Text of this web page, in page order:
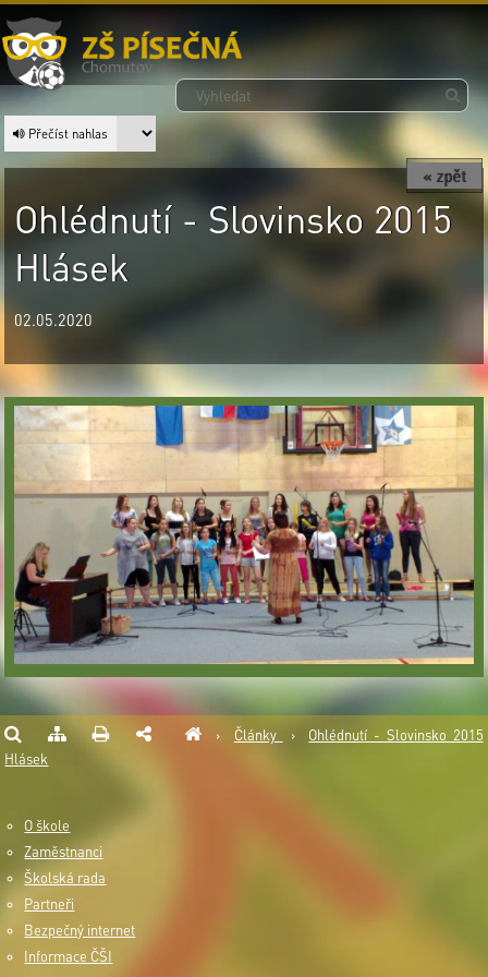
Přečíst nahlas
« zpět
Ohlédnutí - Slovinsko 2015
Hlásek
02.05.2020
› Články ›
Ohlédnutí - Slovinsko 2015
Hlásek
O škole
Zaměstnanci
Školská rada
Partneři
Bezpečný internet
Informace ČŠI